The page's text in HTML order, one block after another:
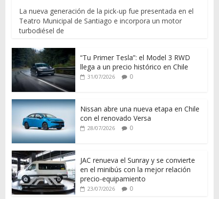
La nueva generación de la pick-up fue presentada en el
Teatro Municipal de Santiago e incorpora un motor
turbodiésel de
“Tu Primer Tesla”: el Model 3 RWD
llega a un precio histórico en Chile
31/07/2026 0
Nissan abre una nueva etapa en Chile
con el renovado Versa
28/07/2026 0
JAC renueva el Sunray y se convierte
en el minibús con la mejor relación
precio-equipamiento
23/07/2026 0